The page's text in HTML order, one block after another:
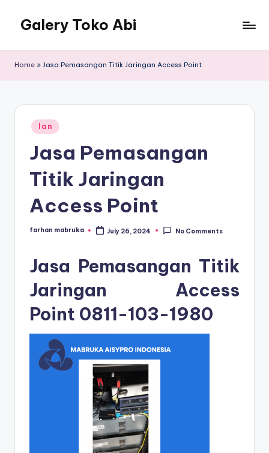
Galery Toko Abi
Home » Jasa Pemasangan Titik Jaringan Access Point
Posted
in
lan
Jasa Pemasangan
Titik Jaringan
Access Point
Posted
farhan mabruka July 26, 2024 No Comments
Jasa Pemasangan Titik
Jaringan Access
Point 0811-103-1980